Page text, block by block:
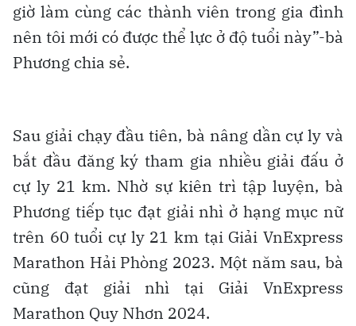
giờ làm cùng các thành viên trong gia đình
nên tôi mới có được thể lực ở độ tuổi này”-bà
Phương chia sẻ.
Sau giải chạy đầu tiên, bà nâng dần cự ly và
bắt đầu đăng ký tham gia nhiều giải đấu ở
cự ly 21 km. Nhờ sự kiên trì tập luyện, bà
Phương tiếp tục đạt giải nhì ở hạng mục nữ
trên 60 tuổi cự ly 21 km tại Giải VnExpress
Marathon Hải Phòng 2023. Một năm sau, bà
cũng đạt giải nhì tại Giải VnExpress
Marathon Quy Nhơn 2024.